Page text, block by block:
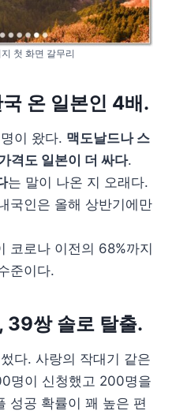
첫 화면 갈무리
온 일본인 4배.
이 왔다. 맥도날드나 스
격도 일본이 더 싸다.
는 말이 나온 지 오래다.
국인은 올해 상반기에만
코로나 이전의 68%까지
준이다.
39쌍 솔로 탈출.
다. 사랑의 작대기 같은
명이 신청했고 200명을
성공 확률이 꽤 높은 편